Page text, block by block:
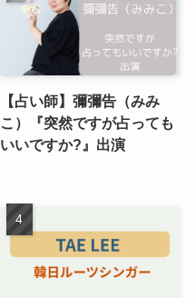
【占い師】彌彌告（みみ
こ）『突然ですが占っても
いいですか?』出演